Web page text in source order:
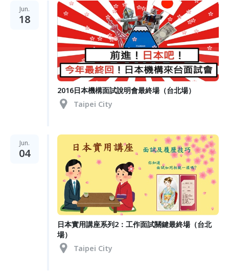
Jun.
18
2016日本機構面試說明會最終場（台北場）
Taipei City
Jun.
04
日本實用講座系列2：工作面試關鍵最終場（台北
場）
Taipei City